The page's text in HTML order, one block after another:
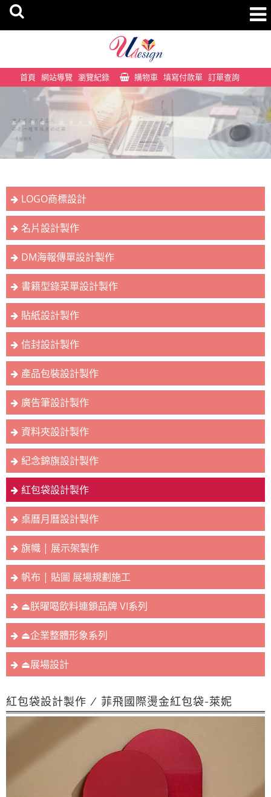
首頁 網站導覽 瀏覽紀錄 購物車 填寫付款單 訂單查詢
LOGO商標設計
名片設計製作
DM海報傳單設計製作
書籍型錄菜單設計製作
貼紙設計製作
信封設計製作
產品包裝設計製作
廣告筆設計製作
資料夾設計製作
紀念錦旗設計製作
紅包袋設計製作
桌曆月曆設計製作
旗幟 | 展示架製作
帆布 | 貼圖 展場規劃施工
⏏︎朕曜喝飲料連鎖品牌 VI系列
⏏︎企業整體形象系列
⏏︎展場設計
紅包袋設計製作 / 菲飛國際燙金紅包袋-萊妮